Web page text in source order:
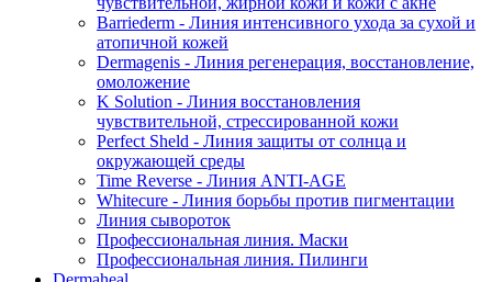
Barriederm - Линия интенсивного ухода за сухой и
атопичной кожей
Dermagenis - Линия регенерация, восстановление,
омоложение
K Solution - Линия восстановления
чувствительной, стрессированной кожи
Perfect Sheld - Линия защиты от солнца и
окружающей среды
Time Reverse - Линия ANTI-AGE
Whitecure - Линия борьбы против пигментации
Линия сывороток
Профессиональная линия. Маски
Профессиональная линия. Пилинги